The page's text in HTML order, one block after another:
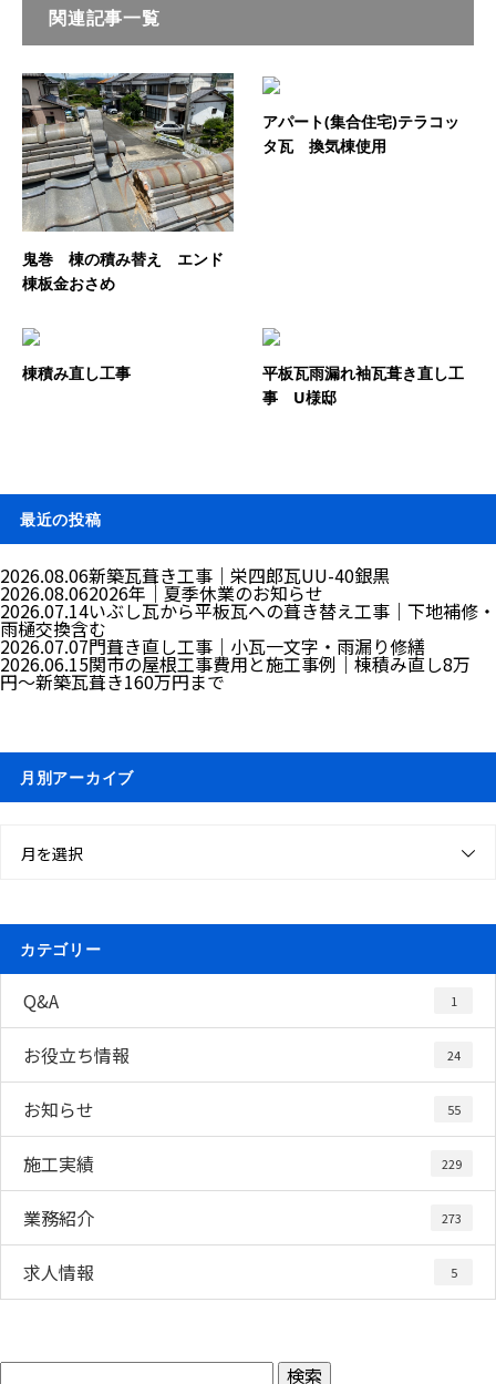
関連記事一覧
鬼巻 棟の積み替え エンド
棟板金おさめ
アパート(集合住宅)テラコッ
タ瓦 換気棟使用
棟積み直し工事
平板瓦雨漏れ袖瓦葺き直し工
事 U様邸
最近の投稿
2026.08.06新築瓦葺き工事｜栄四郎瓦UU-40銀黒
2026.08.062026年｜夏季休業のお知らせ
2026.07.14いぶし瓦から平板瓦への葺き替え工事｜下地補修・
雨樋交換含む
2026.07.07門葺き直し工事｜小瓦一文字・雨漏り修繕
2026.06.15関市の屋根工事費用と施工事例｜棟積み直し8万
円〜新築瓦葺き160万円まで
月別アーカイブ
月を選択
カテゴリー
Q&A 1
お役立ち情報 24
お知らせ 55
施工実績 229
業務紹介 273
求人情報 5